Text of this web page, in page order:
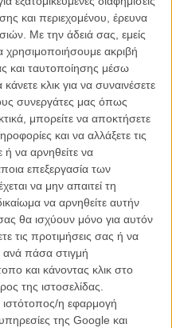
και περιεχομένου, έρευνα
Με την άδειά σας, εμείς
χρησιμοποιήσουμε ακριβή
και ταυτοποίησης μέσω
κλικ για να συναινέσετε
συνεργάτες μας όπως
μπορείτε να αποκτήσετε
και να αλλάξετε τις
ή να αρνηθείτε να
επεξεργασία των
να μην απαιτεί τη
να αρνηθείτε αυτήν
θα ισχύουν μόνο για αυτόν
τις προτιμήσεις σας ή να
ανά πάσα στιγμή
και κάνοντας κλικ στο
της ιστοσελίδας.
η εφαρμογή
της Google και
την ατμόσφαιρα και την
ανακοίνωση της επερχόμενης
team του «Euphoria» ο Ζίμερ
τιμή μου να συμμετέχω σε
υπό την καθοδήγηση του
δημιουργήσει μια τολμηρή και
το κοινό. Ανυπομονώ να
της ιστορίας μέσα από τη